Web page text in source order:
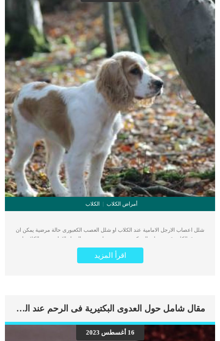
ايجابية التحاليل السابقة سيقوم الدكتور البيطرى بتحديد موعد العملية.كما سيطلب منك
الطبيب البيطرى صيام الكلب لمدة 12 ساعة قبل العملية الجراحية.يتم تحديد المنطقة
المخصصة للشق الجراحي.كما سيقوم […]
أمراض الكلاب الكلاب
شلل اعصاب الارجل الامامية عند الكلاب او شلل العصب الكعبورى حالة مرضية يمكن ان
تفدق الكلب قدرته على الحركة بمرونة وسهولة. عصب الرجل الامامية عند الكلاب او
العصب الكعبري هو أكبر عصب في الرجل الأمامية ، وهو مسؤول عن مد الكوع والرسغ
وأصابع القدم. عندما تبدأ هذه الاصابة فان علامات الشلل والعرج ستظهر على كلبك. اقرأ
ايضا: معلومات عن التشنجات العضلية عند الكلاب تعتبر الصدمة فوق الكوع هي السبب
العضدية من أعصاب تمتد من الحبل الشوكي في منطقة الرقبة. حركة الكلب واستقراره
بشلل العصب الكعبري القدرة على التحكم في العضلة ثلاثية الرؤوس والعضلات التي تمتد
إلى أسفل الساق الأمامية ، وبالتالي فهي غير قادرة على مد الكوع. اعراض شلل اعصاب
اقرأ المزيد
مقال شامل حول العدوى البكتيرية فى الرحم عند الكلاب
16 أغسطس 2023